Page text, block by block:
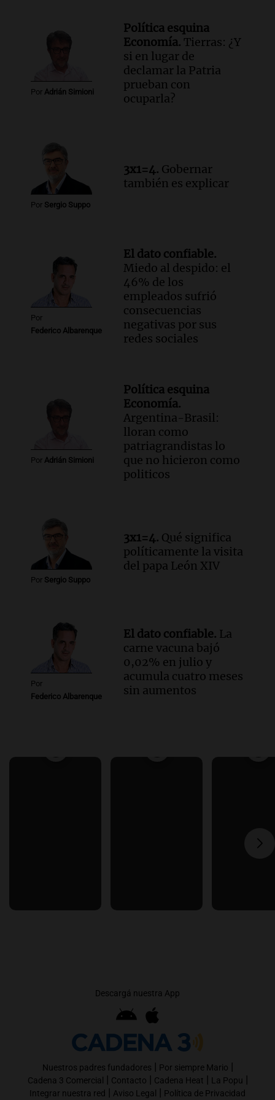
Manifestación en Rosario contra
la ley de Propiedad Privada debatida en
el Senado.
Viva la Radio Rosario
Episodios
Luis Juez cuestionó la polémica
Informados al regreso
Episodios
Por Adrián Simioni
Política esquina
Economía. Tierras: ¿Y
si en lugar de
declamar la Patria
prueban con
ocuparla?
Por Sergio Suppo
3x1=4. Gobernar
también es explicar
Por
Federico Albarenque
El dato confiable.
Miedo al despido: el
46% de los
empleados sufrió
consecuencias
negativas por sus
redes sociales
Por Adrián Simioni
Política esquina
Economía.
Argentina-Brasil:
lloran como
patriagrandistas lo
que no hicieron como
politicos
Por Sergio Suppo
3x1=4. Qué significa
políticamente la visita
del papa León XIV
Por
Federico Albarenque
El dato confiable. La
carne vacuna bajó
0,02% en julio y
acumula cuatro meses
sin aumentos
Descargá nuestra App
Nuestros padres fundadores | Por siempre Mario |
Cadena 3 Comercial | Contacto | Cadena Heat | La Popu |
Integrar nuestra red | Aviso Legal | Política de Privacidad